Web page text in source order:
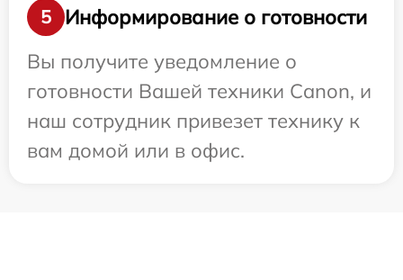
5
Информирование о готовности
Вы получите уведомление о
готовности Вашей техники Canon, и
наш сотрудник привезет технику к
вам домой или в офис.